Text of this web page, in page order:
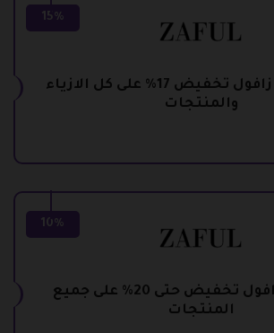
15%
كوبون خصم زافول تخفيض 17% على كل الازياء
والمنتجات
10%
كود خصم زافول تخفيض حتى 20% على جميع
المنتجات